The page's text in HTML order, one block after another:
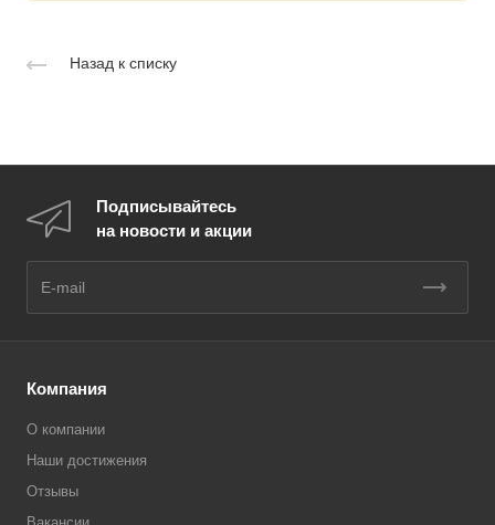
Назад к списку
Подписывайтесь
на новости и акции
Компания
О компании
Наши достижения
Отзывы